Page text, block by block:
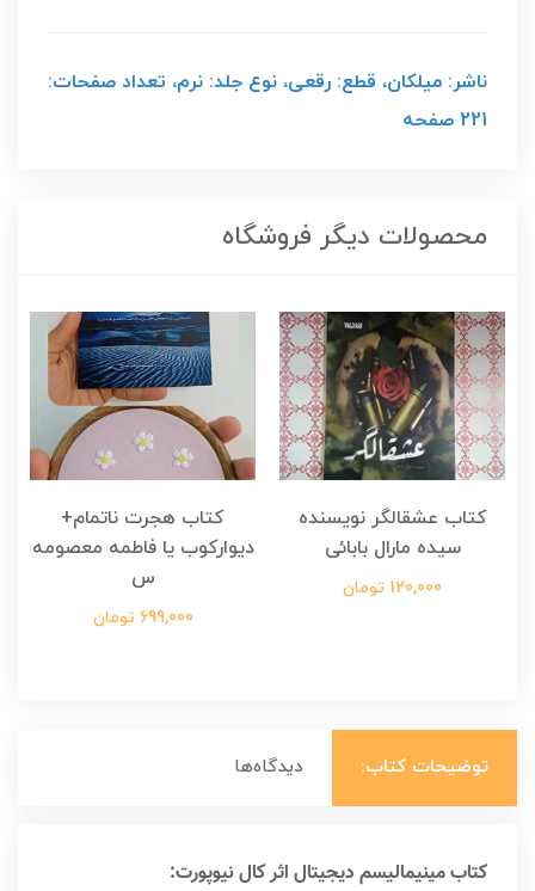
ناشر: میلکان، قطع: رقعی، نوع جلد: نرم، تعداد صفحات:
221 صفحه
محصولات دیگر فروشگاه
کتاب عشقالگر نویسنده
سیده مارال بابائی
120,000 تومان
کتاب هجرت ناتمام+
دیوارکوب یا فاطمه معصومه
س
699,000 تومان
توضیحات کتاب: دیدگاه‌ها
کتاب مینیمالیسم دیجیتال اثر کال نیوپورت: